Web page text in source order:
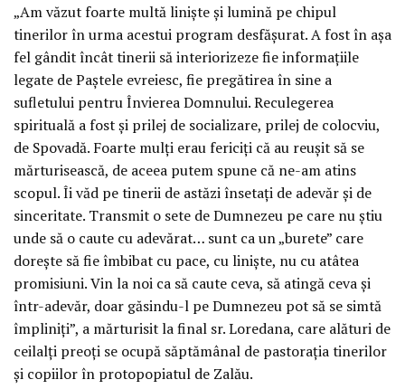
„Am văzut foarte multă liniște și lumină pe chipul
tinerilor în urma acestui program desfășurat. A fost în așa
fel gândit încât tinerii să interiorizeze fie informațiile
legate de Paștele evreiesc, fie pregătirea în sine a
sufletului pentru Învierea Domnului. Reculegerea
spirituală a fost și prilej de socializare, prilej de colocviu,
de Spovadă. Foarte mulți erau fericiți că au reușit să se
mărturisească, de aceea putem spune că ne-am atins
scopul. Îi văd pe tinerii de astăzi însetați de adevăr și de
sinceritate. Transmit o sete de Dumnezeu pe care nu știu
unde să o caute cu adevărat… sunt ca un „burete” care
dorește să fie îmbibat cu pace, cu liniște, nu cu atâtea
promisiuni. Vin la noi ca să caute ceva, să atingă ceva și
într-adevăr, doar găsindu-l pe Dumnezeu pot să se simtă
împliniți”, a mărturisit la final sr. Loredana, care alături de
ceilalți preoți se ocupă săptămânal de pastorația tinerilor
și copiilor în protopopiatul de Zalău.